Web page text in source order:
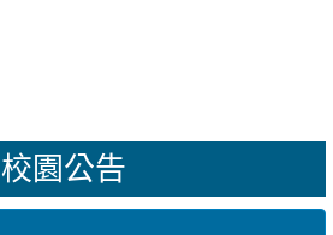
校園公告